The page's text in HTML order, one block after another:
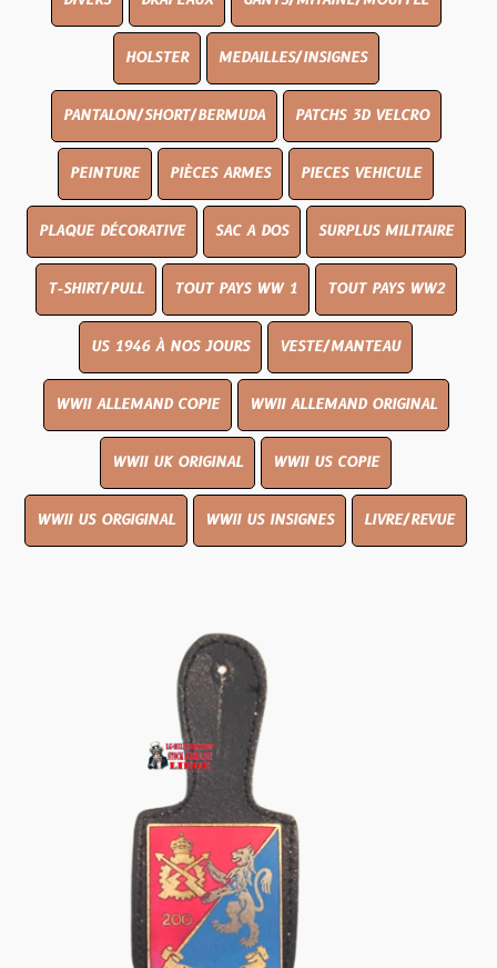
HOLSTER MEDAILLES/INSIGNES
PANTALON/SHORT/BERMUDA PATCHS 3D VELCRO
PEINTURE PIÈCES ARMES PIECES VEHICULE
PLAQUE DÉCORATIVE SAC A DOS SURPLUS MILITAIRE
T-SHIRT/PULL TOUT PAYS WW 1 TOUT PAYS WW2
US 1946 À NOS JOURS VESTE/MANTEAU
WWII ALLEMAND COPIE WWII ALLEMAND ORIGINAL
WWII UK ORIGINAL WWII US COPIE
WWII US ORGIGINAL WWII US INSIGNES LIVRE/REVUE